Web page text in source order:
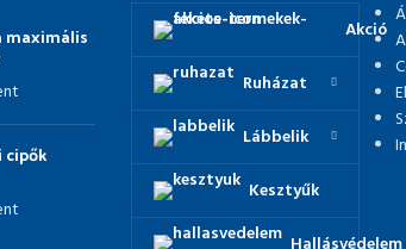
maximális
cipők
Akció
Ruházat
Lábbelik
Kesztyűk